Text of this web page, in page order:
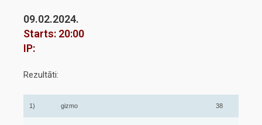
09.02.2024.
Starts: 20:00
IP:
Rezultāti:
1) gizmo 38